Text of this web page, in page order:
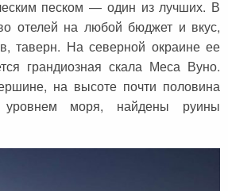
песком — один из лучших. В
отелей на любой бюджет и вкус,
таверн. На северной окраине ее
грандиозная скала Меса Вуно.
на высоте почти половина
уровнем моря, найдены руины